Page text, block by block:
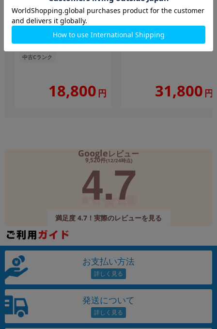
AirPods Pro2
MTJV3J/A【2023】
中古Cランク
18,800 円
AirPods Pro3 MFHP4J/A
中古Aランク
31,800 円
Googleレビュー
9,520件(12/24時点)
4.7
満足度 4.7！実際のレビューを見る
お支払い方法
発送について